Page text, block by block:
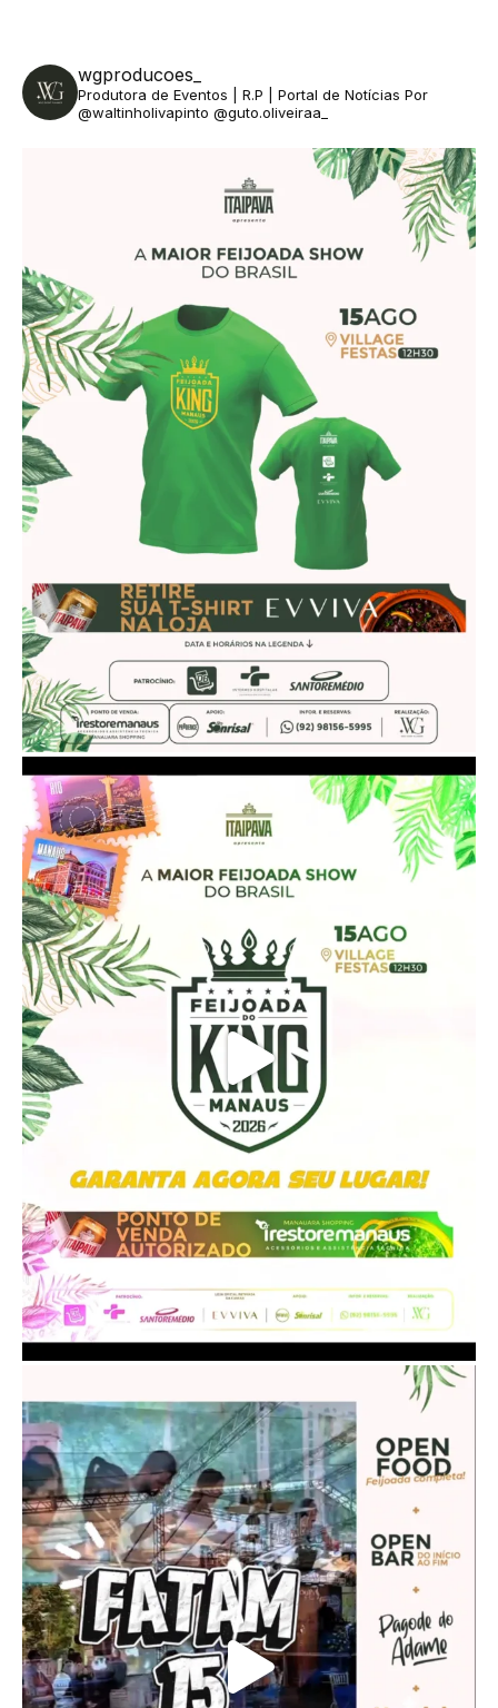
wgproducoes_
Produtora de Eventos | R.P | Portal de Notícias Por
@waltinholivapinto @guto.oliveiraa_